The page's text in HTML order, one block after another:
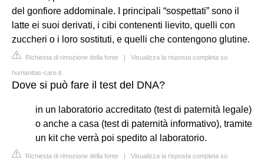
del gonfiore addominale. I principali “sospettati” sono il
latte ei suoi derivati, i cibi contenenti lievito, quelli con
zuccheri o i loro sostituti, e quelli che contengono glutine.
Richiesta di rimozione della fonte | Visualizza la risposta completa su
humanitas-care.it
Dove si può fare il test del DNA?
in un laboratorio accreditato (test di paternità legale)
o anche a casa (test di paternità informativo), tramite
un kit che verrà poi spedito al laboratorio.
Richiesta di rimozione della fonte | Visualizza la risposta completa su